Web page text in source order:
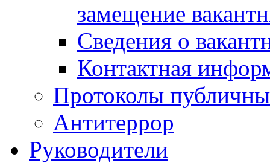
замещение
Сведения о
Контактная
Протоколы
Антитеррор
Руководители